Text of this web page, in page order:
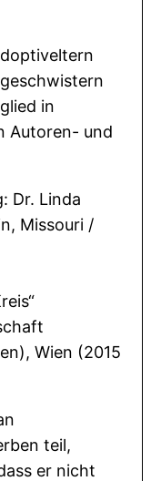
in
Autoren- und
Dr. Linda
Missouri /
Wien (2015
teil,
er nicht